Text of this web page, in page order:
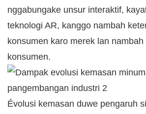
nggabungake unsur interaktif,
teknologi AR, kanggo nambah
konsumen karo merek lan
konsumen.
Évolusi kemasan duwe pengaruh